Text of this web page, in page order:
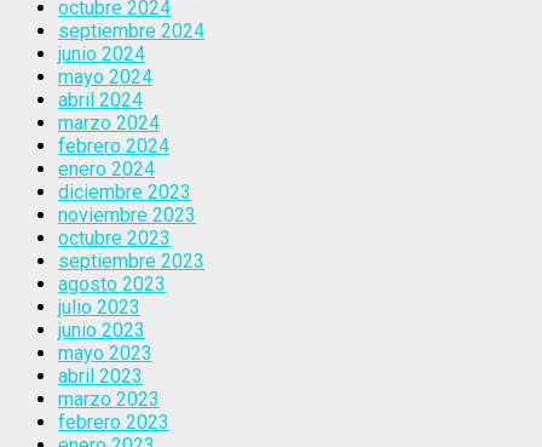
octubre 2024
septiembre 2024
junio 2024
mayo 2024
abril 2024
marzo 2024
febrero 2024
enero 2024
diciembre 2023
noviembre 2023
octubre 2023
septiembre 2023
agosto 2023
julio 2023
junio 2023
mayo 2023
abril 2023
marzo 2023
febrero 2023